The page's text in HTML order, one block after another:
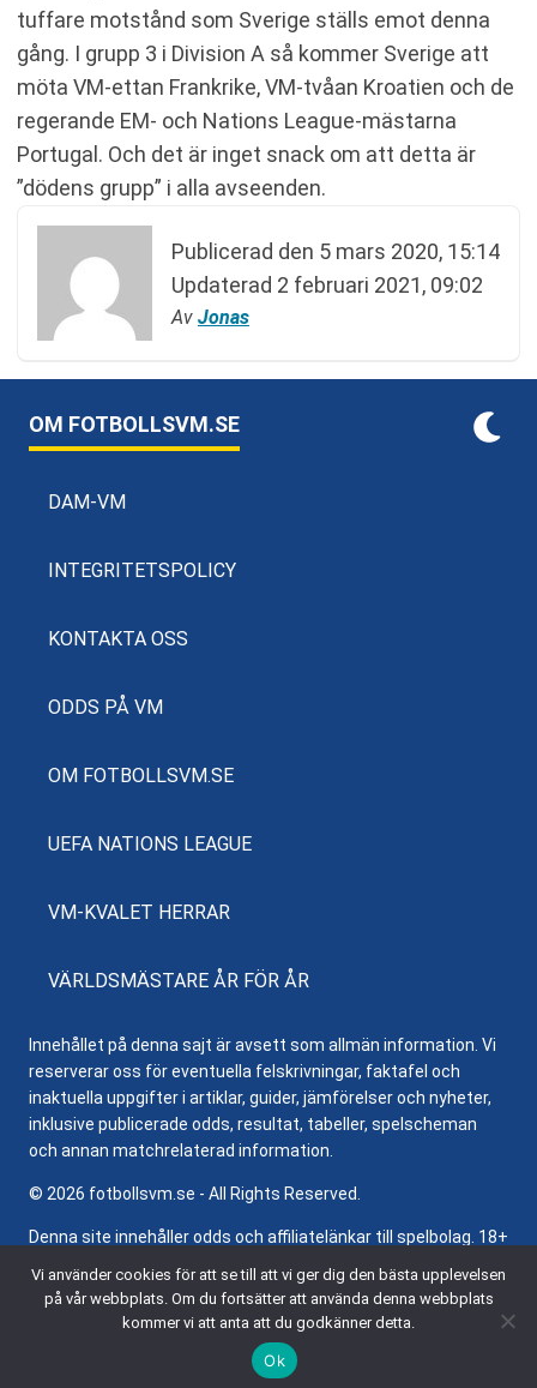
tuffare motstånd som Sverige ställs emot denna
gång. I grupp 3 i Division A så kommer Sverige att
möta VM-ettan Frankrike, VM-tvåan Kroatien och de
regerande EM- och Nations League-mästarna
Portugal. Och det är inget snack om att detta är
”dödens grupp” i alla avseenden.
Publicerad den 5 mars 2020, 15:14
Updaterad 2 februari 2021, 09:02
Av Jonas
OM FOTBOLLSVM.SE
DAM-VM
INTEGRITETSPOLICY
KONTAKTA OSS
ODDS PÅ VM
OM FOTBOLLSVM.SE
UEFA NATIONS LEAGUE
VM-KVALET HERRAR
VÄRLDSMÄSTARE ÅR FÖR ÅR
Innehållet på denna sajt är avsett som allmän information. Vi
reserverar oss för eventuella felskrivningar, faktafel och
inaktuella uppgifter i artiklar, guider, jämförelser och nyheter,
inklusive publicerade odds, resultat, tabeller, spelscheman
och annan matchrelaterad information.
© 2026 fotbollsvm.se - All Rights Reserved.
Denna site innehåller odds och affiliatelänkar till spelbolag. 18+
information om ansvarsfullt spelande.
Vi använder cookies för att se till att vi ger dig den bästa upplevelsen
på vår webbplats. Om du fortsätter att använda denna webbplats
kommer vi att anta att du godkänner detta.
Ok